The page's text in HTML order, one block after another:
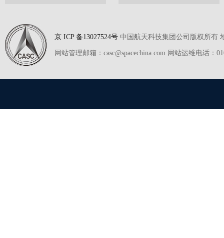
京 ICP 备13027524号 中国航天科技集团公司版权所有
网站管理邮箱：casc@spacechina.com 网站运维电话：